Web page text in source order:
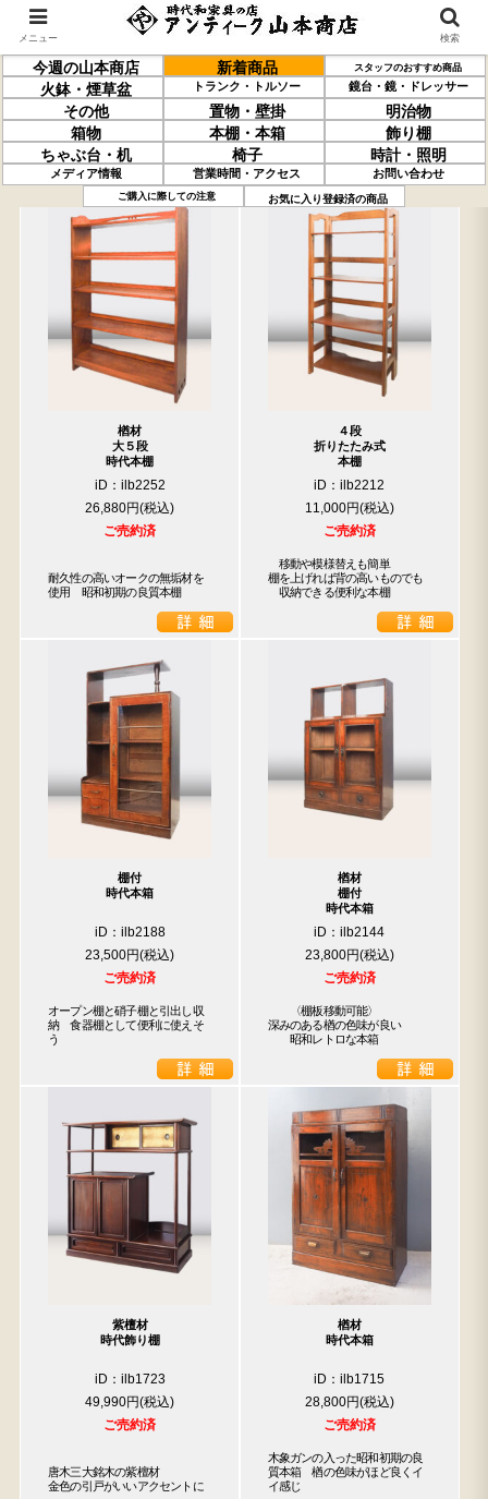
今週の山本商店 新着商品 スタッフのおすすめ商品
火鉢・煙草盆 トランク・トルソー 鏡台・鏡・ドレッサー
その他 置物・壁掛
明治物
箱物
本棚・本箱
飾り棚
ちゃぶ台・机
椅子 時計・照明
メディア情報 営業時間・アクセス お問い合わせ
ご購入に際しての注意 お気に入り登録済の商品
過去の取り扱い商品(3月20日分) 売約済の商品を非表示にする
楢材
大５段
時代本棚
iD：ilb2252
26,880円
ご売約済
耐久性の高いオークの無垢材を
使用　昭和初期の良質本棚
４段
折りたたみ式
本棚
iD：ilb2212
11,000円
ご売約済
移動や模様替えも簡単
棚を上げれば背の高いものでも
収納できる便利な本棚
棚付
時代本箱
iD：ilb2188
23,500円
ご売約済
オープン棚と硝子棚と引出し収
納　食器棚として便利に使えそ
う
楢材
棚付
時代本箱
iD：ilb2144
23,800円
ご売約済
〈棚板移動可能〉
深みのある楢の色味が良い
昭和レトロな本箱
紫檀材
時代飾り棚
iD：ilb1723
49,990円
ご売約済
唐木三大銘木の紫檀材
金色の引戸がいいアクセントに
楢材
時代本箱
iD：ilb1715
28,800円
ご売約済
木象ガンの入った昭和初期の良
質本箱　楢の色味がほど良くイ
イ感じ
メニュー 検索